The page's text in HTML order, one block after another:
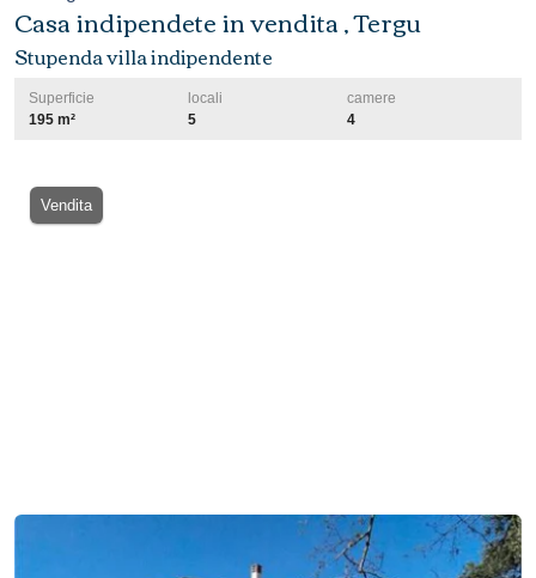
Casa indipendete in vendita , Tergu
Stupenda villa indipendente
Superficie
195 m²
locali
5
camere
4
Vendita